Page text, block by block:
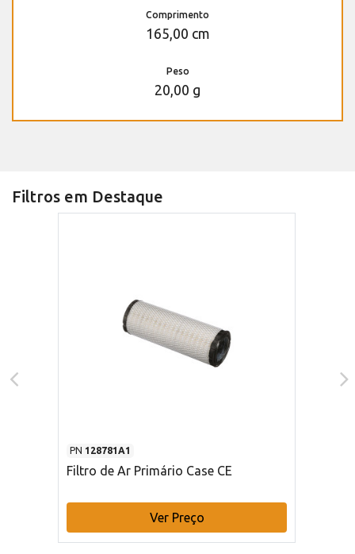
Comprimento
165,00 cm
Peso
20,00 g
Filtros em Destaque
PN 128781A1
Filtro de Ar Primário Case CE
Ver Preço